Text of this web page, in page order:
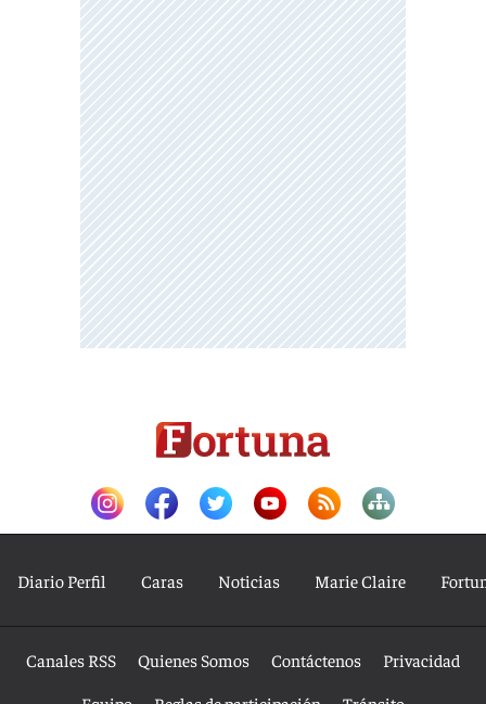
Diario Perfil Caras Noticias Marie Claire
Canales RSS Quienes Somos Contáctenos
Privacidad